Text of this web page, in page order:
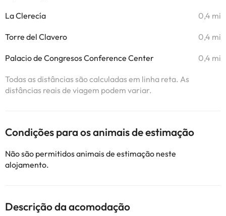
La Clerecía 0,4 mi
Torre del Clavero 0,4 mi
Palacio de Congresos Conference Center 0,4 mi
Todas as distâncias são calculadas em linha reta. As
distâncias reais de viagem podem variar.
Condições para os animais de estimação
Não são permitidos animais de estimação neste
alojamento.
Descrição da acomodação